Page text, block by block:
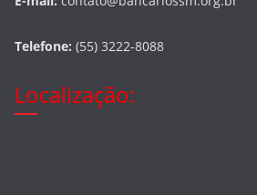
Telefone: (55) 3222-8088
Localização: